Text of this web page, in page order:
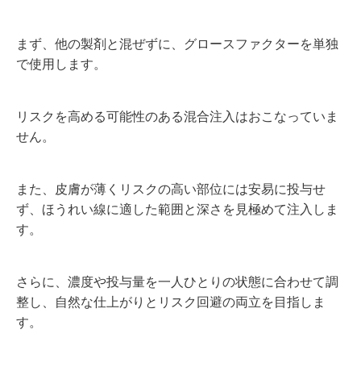
まず、他の製剤と混ぜずに、グロースファクターを単独
で使用します。
リスクを高める可能性のある混合注入はおこなっていま
せん。
また、皮膚が薄くリスクの高い部位には安易に投与せ
ず、ほうれい線に適した範囲と深さを見極めて注入しま
す。
さらに、濃度や投与量を一人ひとりの状態に合わせて調
整し、自然な仕上がりとリスク回避の両立を目指しま
す。